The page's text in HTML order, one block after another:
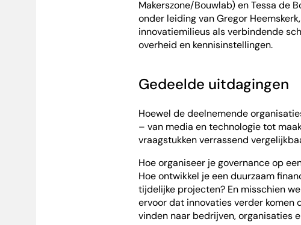
Makerszone/Bouwlab) en Tessa de
onder leiding van Gregor
innovatiemilieus als verbindende
overheid en kennisinstellingen.
Gedeelde uitdagingen
Hoewel de deelnemende
– van media en technologie tot
vraagstukken verrassend
Hoe organiseer je governance op
Hoe ontwikkel je een duurzaam
tijdelijke projecten? En misschien
ervoor dat innovaties verder komen
vinden naar bedrijven, organisaties